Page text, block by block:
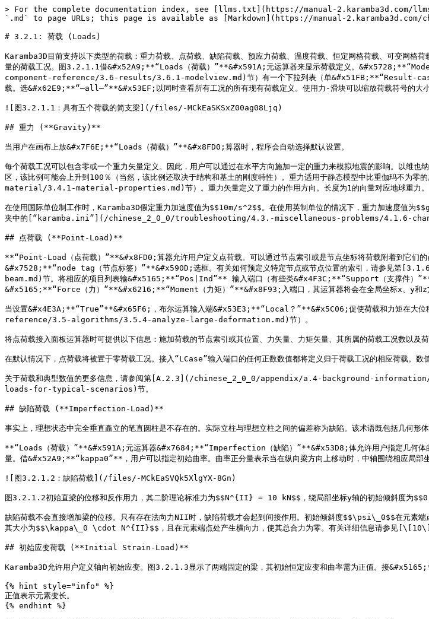
> For the complete documentation index, see [llms.txt](https://manual-2.karamba3d.com/
`.md` to page URLs; this page is available as [Markdown](https://manual-2.karamba3d.com/
# 3.2.1: 荷载 (Loads)
Karamba3D目前支持以下类型的荷载：重力荷载、点荷载、缺陷荷载、预应力荷载、温度荷载、恒定网格荷载、可变网格
量的荷载工况。图3.2.1.1借&#x52A9;**“Loads（荷载）”**&#x591A;元运算器来显示荷载定义。
component-reference/3.6-results/3.6.1-modelview.md)节）有一个下拉列表（单&#x51FB;**“Result-case
载。选&#x62E9;**“–all–”**&#x53EF;以同时查看所有工况的所有现有荷载定义。使用力-滑块可以缩放荷载符号的大小
![图3.2.1.1：具有五个荷载的简支梁](/files/-MCkEaSKSxZ00ag08Ljq)
## 重力 (**Gravity)**
当用户在画布上放&#x7F6E;**“Loads（荷载）”**&#x8FD0;算器时，程序会自动选择默认设置。
每个荷载工况可以包含零或一个重力矢量定义。因此，用户可以通过在水平方向施加一定的重力来模拟地震的影响。以维
区，该比例可能会上升到100％（当然，该比例还取决于结构和基土的刚度特性）。重力适用于静态模型中比重
material/3.4.1-material-properties.md)节）。重力矢量定义了重力的作用方向。长度为1的向量对应地球重力。
在使用国际单位制工作时，Karamba3D假定重力加速度值为$$10m/s^2$$。在使用英制单位的情况下，重力加速度值
夹中的[“karamba.ini”](/chinese_2_0_0/troubleshooting/4.3.-miscellaneous-problems/4.1.6-
## 点荷载 (**Point-Load)**
**“Point-Load（点荷载）”**&#x8FD0;算器允许用户定义点荷载。可以通过节点索引或是节点坐标将荷载附着到它
&#x7528;**“node tag（节点标签）”**&#x590D;选框。有关如何预定义特定节点或节点位置的索引，请
beam.md)节。将相应的项目列表输&#x5165;**“Pos|Ind”** 输入端口（有些类&#x4F3C;**“Support（支撑件）
&#x5165;**“Force（力）”**&#x6216;**“Moment（力矩）”**&#x8F93;入端口，其运算器将会在全局坐标x、y和z方
当设置&#x4E3A;**“True”**&#x65F6;，布尔运算输入端&#x53E3;**“Local？”**&#x5C06;促使荷载和力矩
reference/3.5-algorithms/3.5.4-analyze-large-deformation.md)节）。
将点荷载接入面板运算器时可提供以下信息：施加荷载的节点索引或其位置、力矢量、力矩矢量、其所属的荷载工况数以及
在默认情况下，点荷载将被置于零荷载工况。接入“LCase”输入端口的任何正数数值都将定义归于荷载工况的相应荷载。数
关于荷载和典型数值的更多信息，请参阅第[A.2.3](/chinese_2_0_0/appendix/a.4-background-
loads-for-typical-scenarios)节。
## 缺陷荷载 (**Imperfection-Load)**
事实上，理想状态中完全垂直矗立的笔直圆柱是不存在的。实际立柱与理想立柱之间的偏差称为缺陷。该术语既包括几何形体
**“Loads（荷载）”**&#x591A;元运算器&#x7684;**“Imperfection（缺陷）”**&#x53D8;体允许用户指定几何体
量。借&#x52A9;**“kappa0”**，用户可以指定初始曲率。曲率正分量表示当在纵向梁方向上移动时，中轴围绕相应局部坐
![图3.2.1.2：缺陷荷载](/files/-MCkEaSVQk5XlgYX-8Gn)
图3.2.1.2初始直梁的位移和反作用力，其二阶理论标准力为$$N^{II} = 10 kN$$，绕局部坐标y轴的初始倾斜度为
缺陷荷载不会直接增加梁的位移。只有存在法向力NII时，缺陷荷载才会起到间接作用。初始倾斜度$$\psi\_0$$在
其大小为$$\kappa\_0 \cdot N^{II}$$，且在元素端点处产生横向力，使其总合力为零。有关详细信息请参
## 初始应变荷载 (**Initial Strain-Load)**
Karamba3D允许用户定义轴向初始应变。图3.2.1.3显示了两端固定的梁，其初始恒定应变和曲率需为正值。接
{% hint style="info" %}
正值表示元素变长。
{% endhint %}